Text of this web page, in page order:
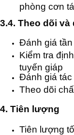
phòng cơn
3.4. Theo dõi và
Đánh giá
Kiểm tra
tuyến giáp
Đánh giá tác
Theo dõi
4. Tiên lượng
Tiên lượng